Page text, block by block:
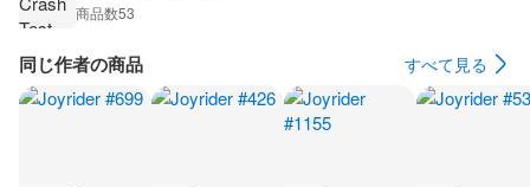
商品数53
同じ作者の商品 すべて見る